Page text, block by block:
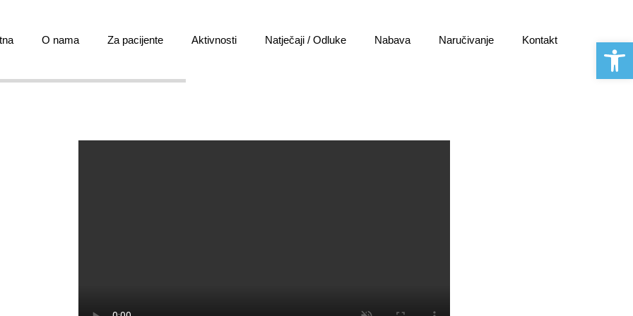
O nama Za pacijente Aktivnosti Natječaji / Odluke Nabava Naručivanje Kontakt